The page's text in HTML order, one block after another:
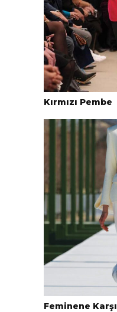
Kırmızı Pembe
Feminene Karşı